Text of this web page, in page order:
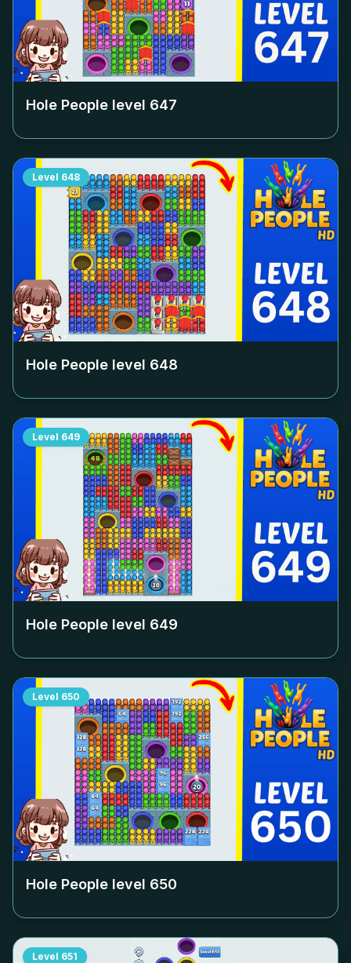
Hole People level 647
Level 648
Hole People level 648
Level 649
Hole People level 649
Level 650
Hole People level 650
Level 651